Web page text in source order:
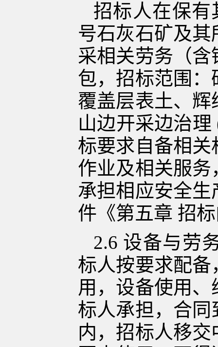
招标人在保
号石灰石矿及
采相关劳务 （含
包，招标范围：
覆盖层表土、辉
山边开采边治理
标要求自备相关
作业及相关服
承担相应安全生
件《第五章 招
2.6 设备与劳
标人按要求配
用，设备使用
标人承担，合
内，招标人移